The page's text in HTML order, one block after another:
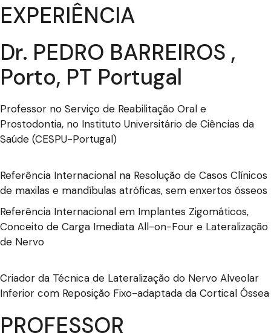
EXPERIÊNCIA
Dr. PEDRO BARREIROS ,
Porto, PT Portugal
Professor no Serviço de Reabilitação Oral e
Prostodontia, no Instituto Universitário de Ciências da
Saúde (CESPU-Portugal)
Referência Internacional na Resolução de Casos Clínicos
de maxilas e mandíbulas atróficas, sem enxertos ósseos
Referência Internacional em Implantes Zigomáticos,
Conceito de Carga Imediata All-on-Four e Lateralização
de Nervo
Criador da Técnica de Lateralização do Nervo Alveolar
Inferior com Reposição Fixo-adaptada da Cortical Óssea
PROFESSOR